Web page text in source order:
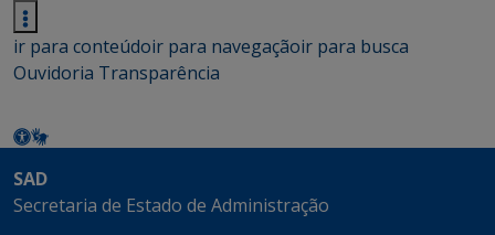
ir para conteúdoir para navegaçãoir para busca
Ouvidoria Transparência
SAD
Secretaria de Estado de Administração